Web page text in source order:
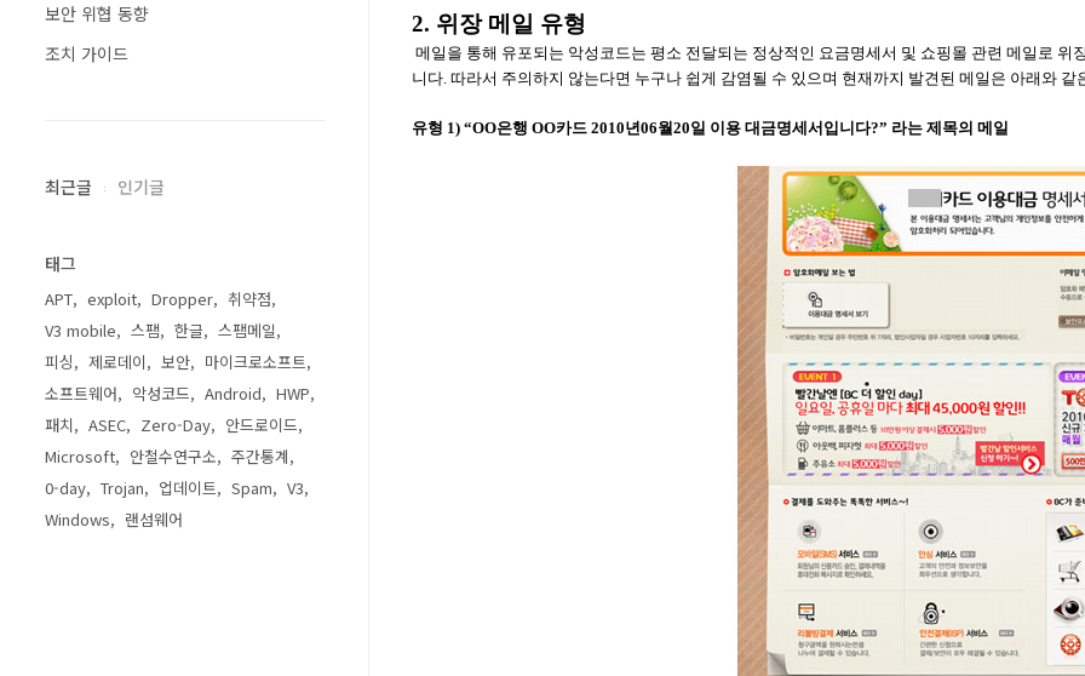
2. 위장 메일 유형
메일을 통해 유포되는 악성코드는 평소 전달되는 정상적인 요금명세서 및 쇼핑몰 관련 메일로
니다. 따라서 주의하지 않는다면 누구나 쉽게 감염될 수 있으며 현재까지 발견된 메일은 아래와 같
유형 1) “OO은행 OO카드 2010년06월20일 이용 대금명세서입니다?” 라는 제목의 메일
보안 위협 동향
조치 가이드
최근글 인기글
태그
APT exploit Dropper
취약점
V3 mobile
스팸 한글
스팸메일
피싱
제로데이 보안
마이크로소프트
소프트웨어
악성코드 Android
HWP
패치
ASEC Zero-Day
안드로이드
Microsoft
안철수연구소
주간통계
0-day
Trojan 업데이트 Spam
V3
Windows
랜섬웨어